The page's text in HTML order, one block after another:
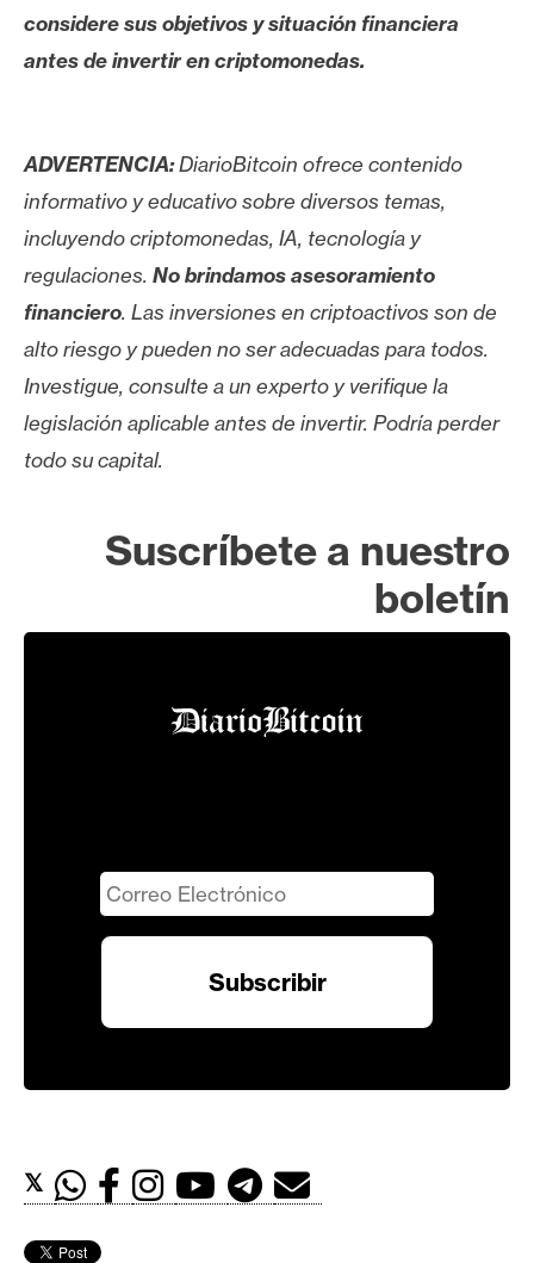
considere sus objetivos y situación financiera
antes de invertir en criptomonedas.
ADVERTENCIA:DiarioBitcoin ofrece contenido
informativo y educativo sobre diversos temas,
incluyendo criptomonedas, IA, tecnología y
regulaciones. No brindamos asesoramiento
financiero. Las inversiones en criptoactivos son de
alto riesgo y pueden no ser adecuadas para todos.
Investigue, consulte a un experto y verifique la
legislación aplicable antes de invertir. Podría perder
todo su capital.
Suscríbete a nuestro
boletín
𝕏